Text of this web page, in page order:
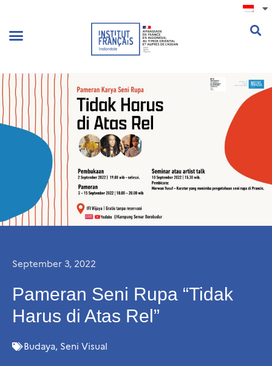
September 3, 2022
Pameran Seni Rupa “Tidak
Harus di Atas Rel”
Budaya, Seni Visual